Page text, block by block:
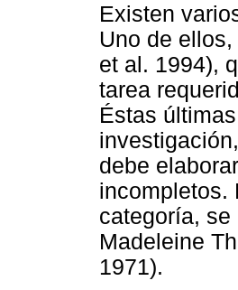
Existen
Uno de
et al. 1994),
tarea
Éstas
debe
incompletos.
categoría, se
Madeleine
1971).